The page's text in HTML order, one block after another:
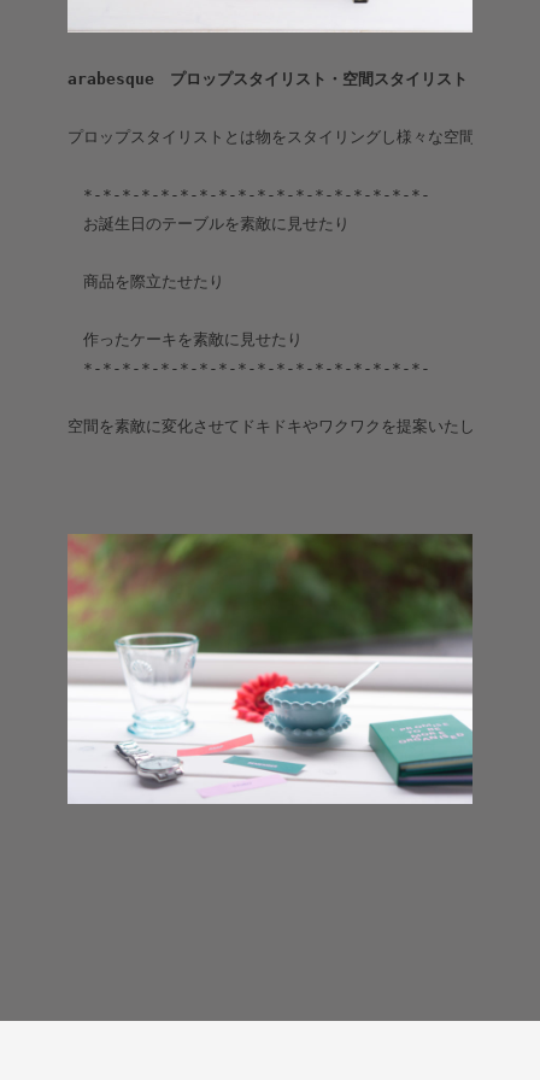
arabesque　プロップスタイリスト・空間スタイリスト｜
プロップスタイリストとは物をスタイリングし様々な空間を装飾
*-*-*-*-*-*-*-*-*-*-*-*-*-*-*-*-*-*-
お誕生日のテーブルを素敵に見せたり
商品を際立たせたり
作ったケーキを素敵に見せたり
*-*-*-*-*-*-*-*-*-*-*-*-*-*-*-*-*-*-
空間を素敵に変化させてドキドキやワクワクを提案いたします。